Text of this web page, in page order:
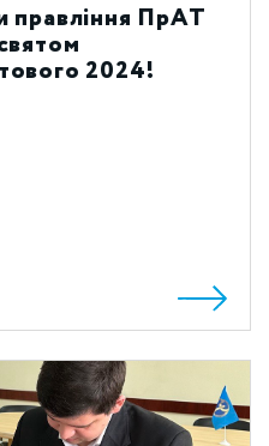
правління ПрАТ
2024!